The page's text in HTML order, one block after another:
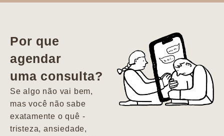
vida. Ela me
encontrou num
estado misto de
depressão e
agitação com
pensamentos
Por que
agendar
uma consulta?
Se algo não vai bem,
mas você não sabe
exatamente o quê -
tristeza, ansiedade,